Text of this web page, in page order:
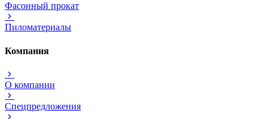
Фасонный прокат
Пиломатериалы
Компания
О компании
Спецпредложения